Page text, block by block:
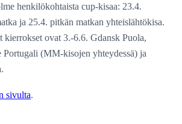
henkilökohtaista cup-kisaa: 23.4.
ja 25.4. pitkän matkan yhteislähtökisa.
kierrokset ovat 3.-6.6. Gdansk Puola,
Portugali (MM-kisojen yhteydessä) ja
sivulta.